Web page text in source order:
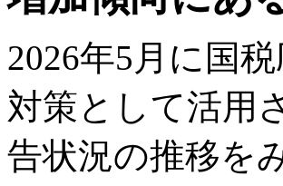
2026年5月に国
対策として活用
告状況の推移を